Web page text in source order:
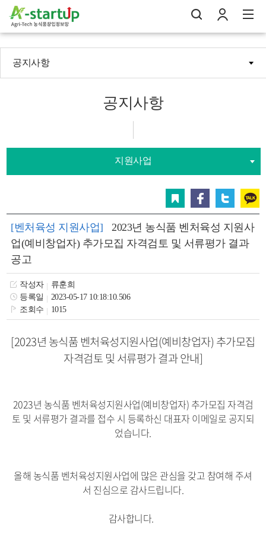
색 그 체
공지사항
공지사항
지원사업
트위터 카카오
[벤처육성 지원사업]
2023년 농식품 벤처육성 지원사
업(예비창업자) 추가모집 자격검토 및 서류평가 결과
공고
작성자
류훈희
등록일
2023-05-17 10:18:10.506
조회수
1015
[2023년 농식품 벤처육성지원사업(예비창업자) 추가모집
자격검토 및 서류평가 결과 안내]
2023년 농식품 벤처육성지원사업(예비창업자) 추가모집 자격검
토 및 서류평가 결과를 접수 시 등록하신 대표자 이메일로 공지되
었습니다.
올해 농식품 벤처육성지원사업에 많은 관심을 갖고 참여해 주셔
서 진심으로 감사드립니다.
감사합니다.